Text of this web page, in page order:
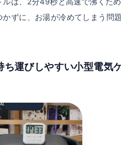
かずに、お湯が冷めてしまう問
ち運びしやすい小型電気